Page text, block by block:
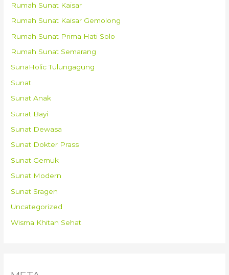
Rumah Sunat Kaisar
Rumah Sunat Kaisar Gemolong
Rumah Sunat Prima Hati Solo
Rumah Sunat Semarang
SunaHolic Tulungagung
Sunat
Sunat Anak
Sunat Bayi
Sunat Dewasa
Sunat Dokter Prass
Sunat Gemuk
Sunat Modern
Sunat Sragen
Uncategorized
Wisma Khitan Sehat